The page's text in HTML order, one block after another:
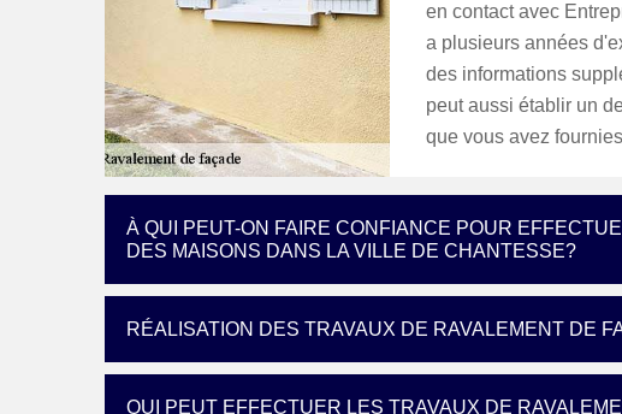
en contact avec
a plusieurs années
des informations
peut aussi établir un
que vous avez
À QUI PEUT-ON FAIRE CONFIANCE POUR
DES MAISONS DANS LA VILLE DE CHANTESSE?
RÉALISATION DES TRAVAUX DE RAVALEMENT DE
QUI PEUT EFFECTUER LES TRAVAUX DE